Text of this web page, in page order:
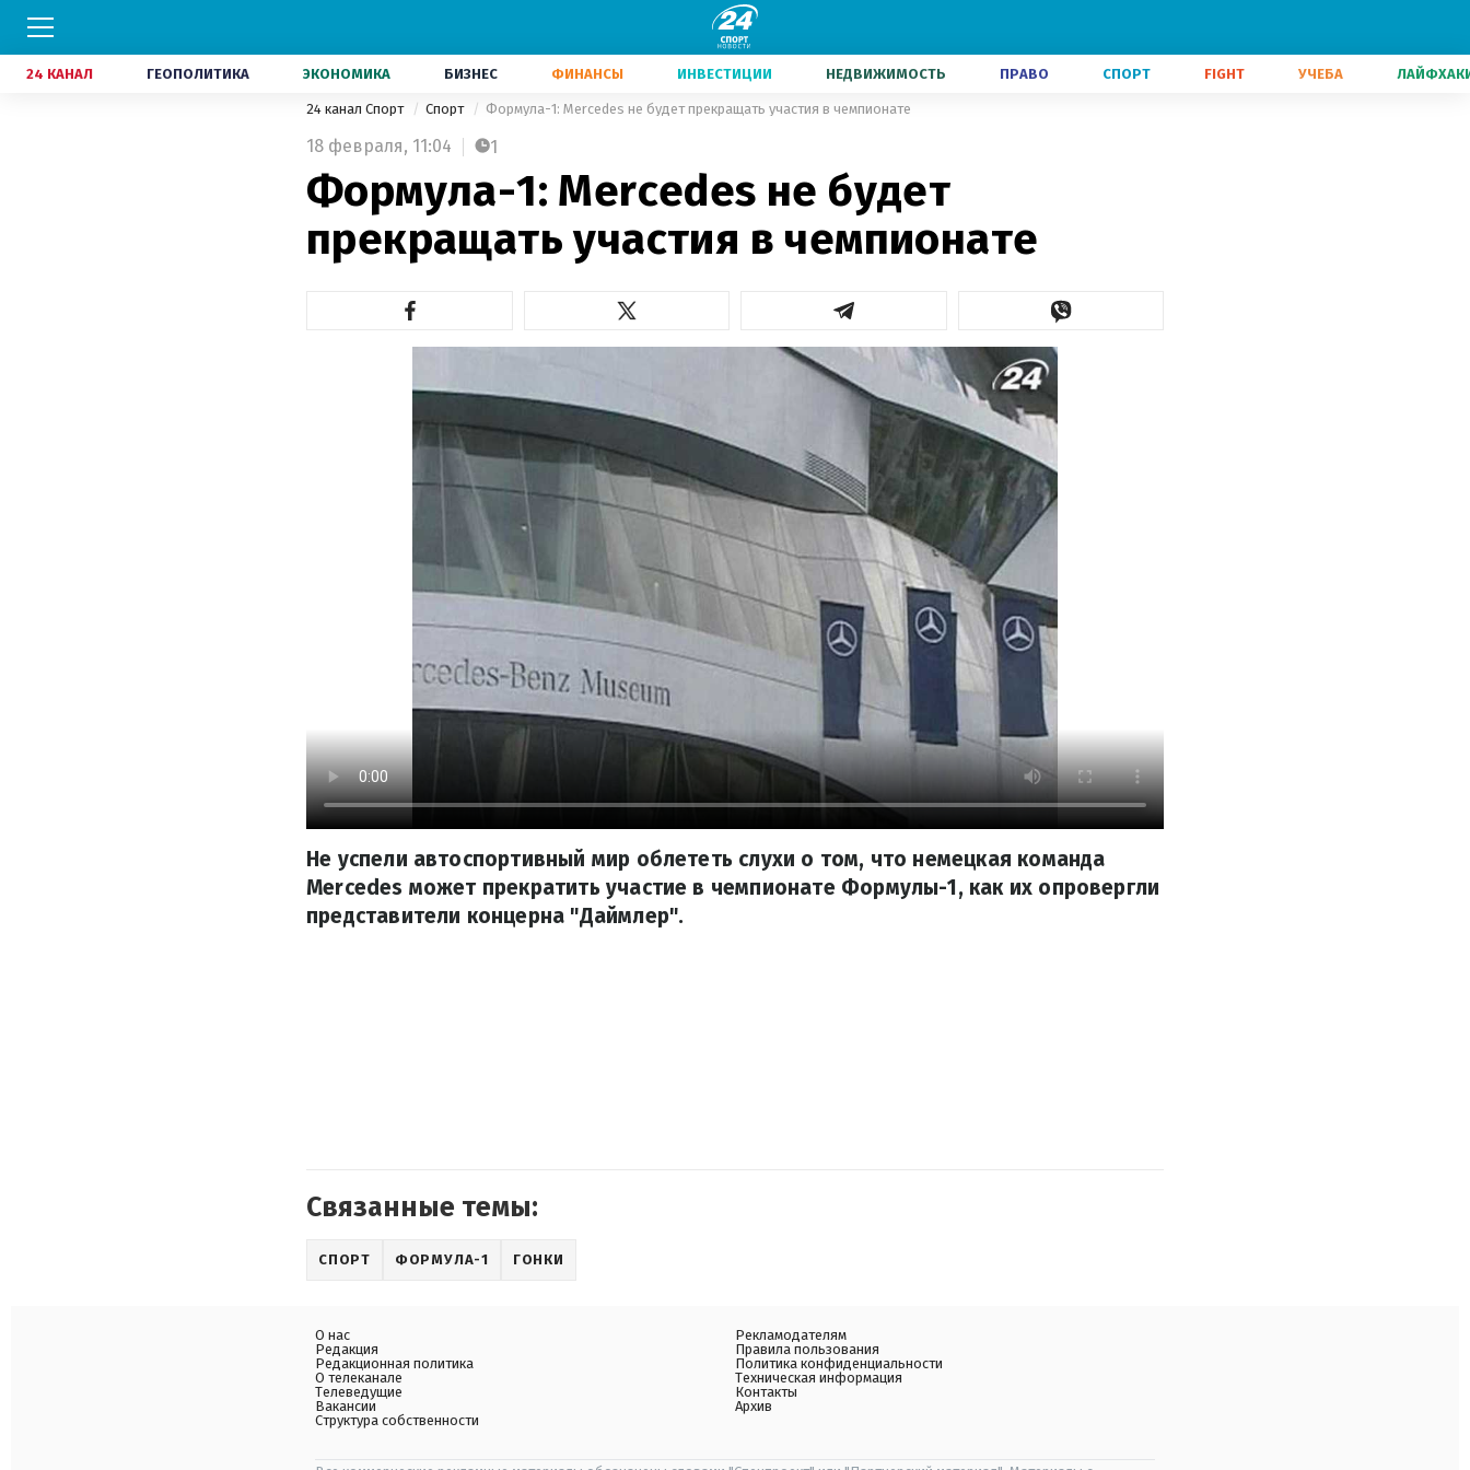
24 КАНАЛ ГЕОПОЛИТИКА ЭКОНОМИКА БИЗНЕС ФИНАНСЫ ИНВЕСТИЦИИ НЕДВИЖИМОСТЬ ПРАВО СПОРТ FIGHT УЧЕБА
24 канал Спорт Спорт Формула-1: Mercedes не будет прекращать участия в чемпионате
18 февраля, 11:04 1
Формула-1: Mercedes не будет
прекращать участия в чемпионате
Не успели автоспортивный мир облететь слухи о том, что немецкая команда
Mercedes может прекратить участие в чемпионате Формулы-1, как их опровергли
представители концерна "Даймлер".
Связанные темы:
СПОРТ ФОРМУЛА-1 ГОНКИ
О нас
Редакция
Редакционная политика
О телеканале
Телеведущие
Вакансии
Структура собственности
Рекламодателям
Правила пользования
Политика конфиденциальности
Техническая информация
Контакты
Архив